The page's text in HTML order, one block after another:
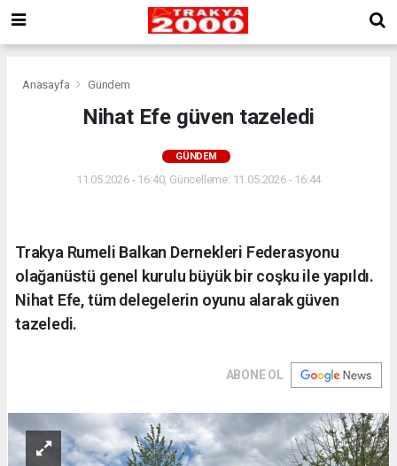
Anasayfa Gündem
Nihat Efe güven tazeledi
GÜNDEM
11.05.2026 - 16:40, Güncelleme: 11.05.2026 - 16:44
Trakya Rumeli Balkan Dernekleri Federasyonu
olağanüstü genel kurulu büyük bir coşku ile yapıldı.
Nihat Efe, tüm delegelerin oyunu alarak güven
tazeledi.
ABONE OL